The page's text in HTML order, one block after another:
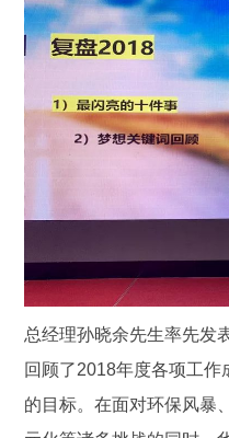
总经理孙晓余先生率先发
回顾了2018年度各项工
的目标。在面对环保风暴